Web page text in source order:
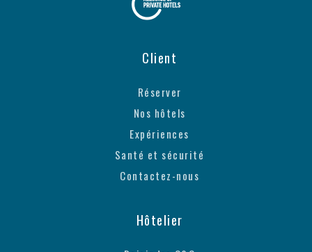
Client
Réserver
Nos hôtels
Expériences
Santé et sécurité
Contactez-nous
Hôtelier